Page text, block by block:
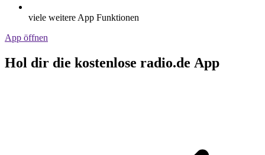
viele weitere App Funktionen
App öffnen
Hol dir die kostenlose radio.de App